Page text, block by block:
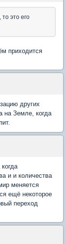
это его
приходится
других
на Земле, когда
и и количества
меняется
ещё некоторое
переход